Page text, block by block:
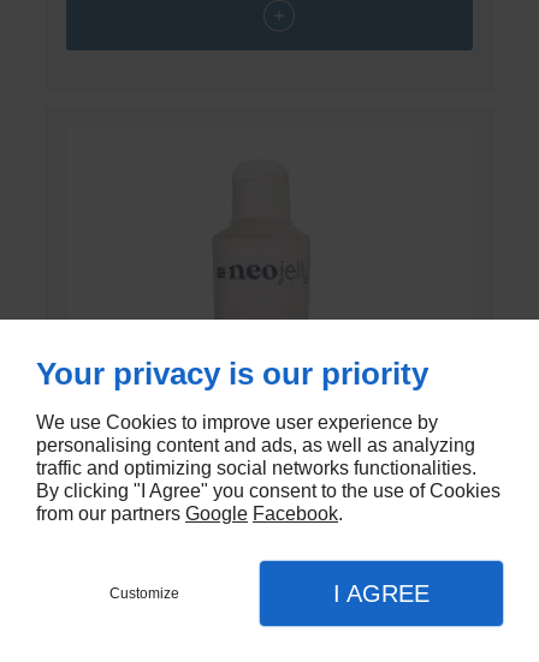
GEL DE CONTACT UNI’GEL
En stock
Your privacy is our priority
We use Cookies to improve user experience by
personalising content and ads, as well as analyzing
traffic and optimizing social networks functionalities.
By clicking "I Agree" you consent to the use of Cookies
from our partners Google Facebook.
Customize I AGREE